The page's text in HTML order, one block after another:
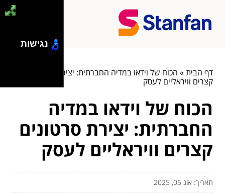
דף הבית» הכוח של וידאו במדיה החברתית: יצירת סרטונים
קצרים וויראליים לעסק
הכוח של וידאו במדיה
החברתית: יצירת סרטונים
קצרים וויראליים לעסק
תאריך: אוג 05, 2025
נגישות